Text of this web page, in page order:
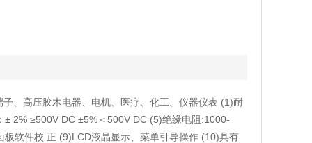
、高压胶木电器、电机、医疗、化工、仪器仪表 (1)耐
2% ≥500V DC ±5%＜500V DC (5)绝缘电阻:1000-
软件校 正 (9)LCD液晶显示、菜单引导操作 (10)具有